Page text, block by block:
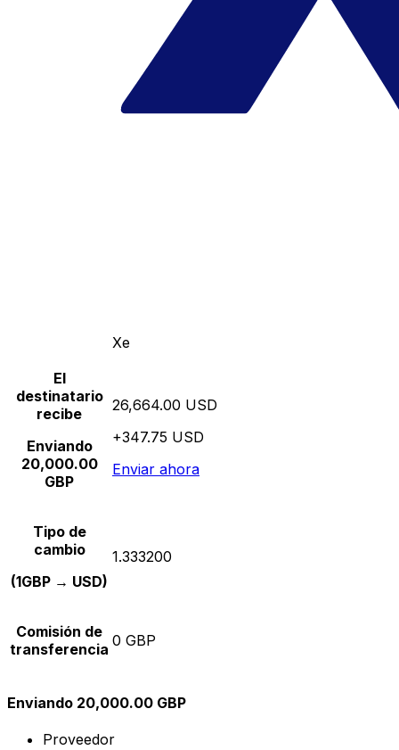
Xe
El
destinatario
recibe
Enviando
20,000.00
GBP
26,664.00 USD
+347.75 USD
Enviar ahora
Tipo de
cambio
(1GBP → USD)
1.333200
Comisión de
transferencia 0 GBP
Enviando 20,000.00 GBP
Proveedor